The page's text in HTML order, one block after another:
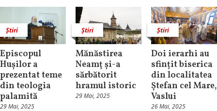
Știri
Episcopul
Hușilor a
prezentat teme
din teologia
palamită
29 Mai, 2025
Știri
Mănăstirea
Neamț și-a
sărbătorit
hramul istoric
29 Mai, 2025
Știri
Doi ierarhi au
sfințit biserica
din localitatea
Ștefan cel Mare,
Vaslui
26 Mai, 2025